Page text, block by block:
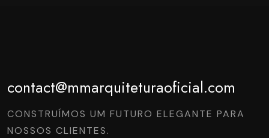
contact@mmarquiteturaoficial.com
CONSTRUÍMOS UM FUTURO ELEGANTE PARA
NOSSOS CLIENTES.